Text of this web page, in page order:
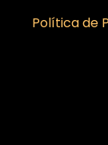
Política de